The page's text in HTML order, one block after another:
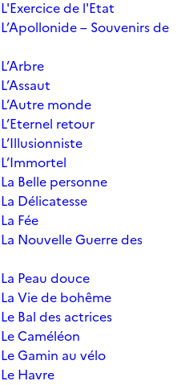
de l'Etat
– Souvenirs de
monde
retour
Belle personne
Délicatesse
Fée
Nouvelle Guerre des
Peau douce
Vie de bohême
Bal des actrices
Caméléon
Gamin au vélo
Havre